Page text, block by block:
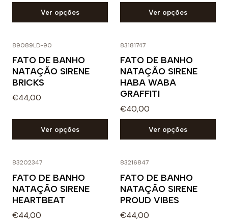
Ver opções Ver opções
89089LD-90
FATO DE BANHO
NATAÇÃO SIRENE
BRICKS
€44,00
Ver opções
83181747
FATO DE BANHO
NATAÇÃO SIRENE
HABA WABA
GRAFFITI
€40,00
Ver opções
83202347
FATO DE BANHO
NATAÇÃO SIRENE
HEARTBEAT
€44,00
83216847
FATO DE BANHO
NATAÇÃO SIRENE
PROUD VIBES
€44,00